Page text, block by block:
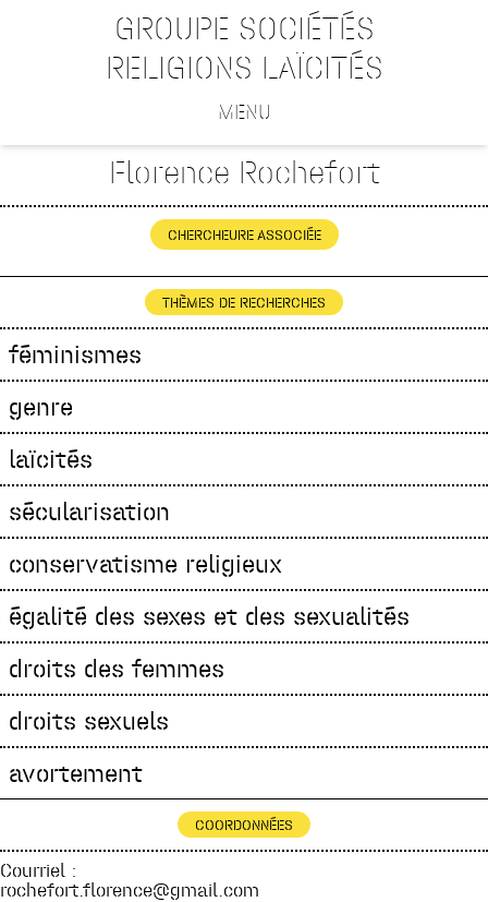
GROUPE SOCIÉTÉS
RELIGIONS LAÏCITÉS
MENU
Florence Rochefort
CHERCHEURE ASSOCIÉE
THÈMES DE RECHERCHES
féminismes
genre
laïcités
sécularisation
conservatisme religieux
égalité des sexes et des sexualités
droits des femmes
droits sexuels
avortement
COORDONNÉES
Courriel :
rochefort.florence@gmail.com